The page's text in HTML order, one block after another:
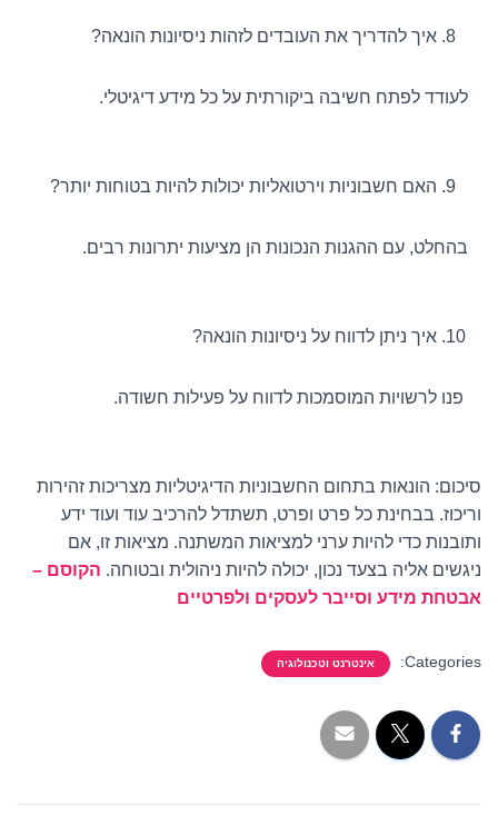
איך להדריך את העובדים לזהות ניסיונות הונאה?
לעודד לפתח חשיבה ביקורתית על כל מידע דיגיטלי.
האם חשבוניות וירטואליות יכולות להיות בטוחות יותר?
בהחלט, עם ההגנות הנכונות הן מציעות יתרונות רבים.
איך ניתן לדווח על ניסיונות הונאה?
פנו לרשויות המוסמכות לדווח על פעילות חשודה.
סיכום: הונאות בתחום החשבוניות הדיגיטליות מצריכות זהירות
וריכוז. בבחינת כל פרט ופרט, תשתדל להרכיב עוד ועוד ידע
ותובנות כדי להיות ערני למציאות המשתנה. מציאות זו, אם
ניגשים אליה בצעד נכון, יכולה להיות ניהולית ובטוחה. הקוסם –
אבטחת מידע וסייבר לעסקים ולפרטיים
Categories: אינטרנט וטכנולוגיה